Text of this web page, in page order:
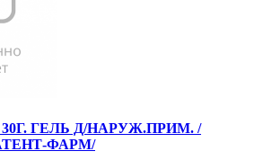
ГЕЛЬ Д/НАРУЖ.ПРИМ. /
ФАРМ/